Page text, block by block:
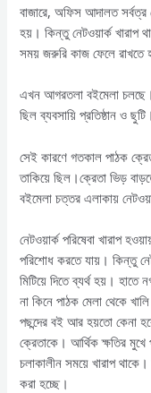
বাজারে, অফিস আদালত
হয়। কিন্তু নেটওয়ার্ক
সময় জরুরি কাজ ফেলে রাখতে
এখন আগরতলা ব‌ইমেলা
ছিল ব্যবসায়ি প্রতিষ্ঠান ও ছুটি।
সেই কারণে গতকাল পাঠক
তাকিয়ে ছিল।ক্রেতা ভিড়
ব‌ইমেলা চত্তর এলাকায়
নেটওয়ার্ক পরিষেবা খারাপ
পরিশোধ করতে যায়। কিন্তু
মিটিয়ে দিতে ব্যর্থ হয়। হাতে
না কিনে পাঠক মেলা থেকে
পছন্দের ব‌ই আর হয়তো কেনা
ক্রেতাকে। আর্থিক ক্ষতির মুখে
চলাকালীন সময়ে খারাপ
করা হচ্ছে।